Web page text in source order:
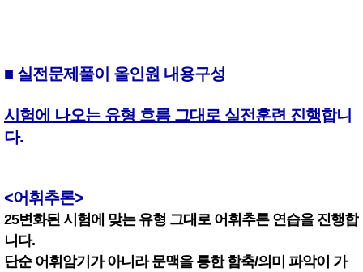
■ 실전문제풀이 올인원 내용구성
시험에 나오는 유형 흐름 그대로 실전훈련 진행합니
다.
<어휘추론>
25변화된 시험에 맞는 유형 그대로 어휘추론 연습을 진행합
니다.
단순 어휘암기가 아니라 문맥을 통한 함축/의미 파악이 가